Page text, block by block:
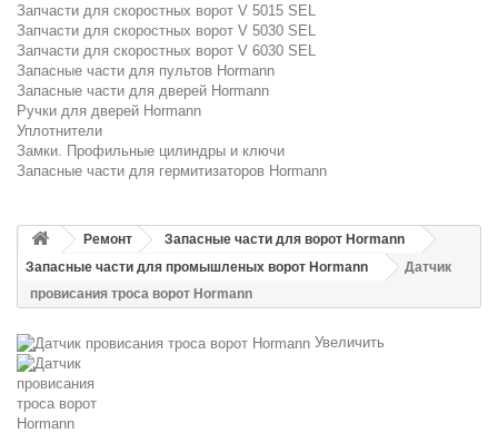
Запчасти для скоростных ворот V 5015 SEL
Запчасти для скоростных ворот V 5030 SEL
Запчасти для скоростных ворот V 6030 SEL
Запасные части для пультов Hormann
Запасные части для дверей Hormann
Ручки для дверей Hormann
Уплотнители
Замки. Профильные цилиндры и ключи
Запасные части для гермитизаторов Hormann
Ремонт
Запасные части для ворот Hormann
Запасные части для промышленых ворот Hormann
Датчик
провисания троса ворот Hormann
Увеличить